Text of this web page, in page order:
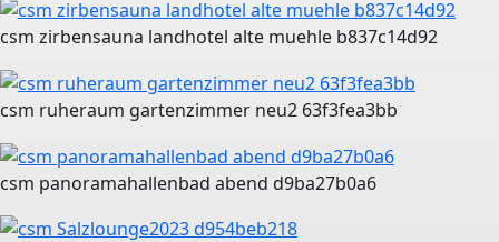
csm zirbensauna landhotel alte muehle b837c14d92
csm ruheraum gartenzimmer neu2 63f3fea3bb
csm panoramahallenbad abend d9ba27b0a6